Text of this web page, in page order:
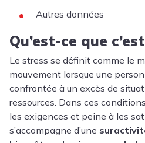
Autres données
Qu’est-ce que c’est
Le stress se définit comme le
mouvement lorsque une
confrontée à un excès de
ressources. Dans ces
les exigences et peine à les
s’accompagne d’une